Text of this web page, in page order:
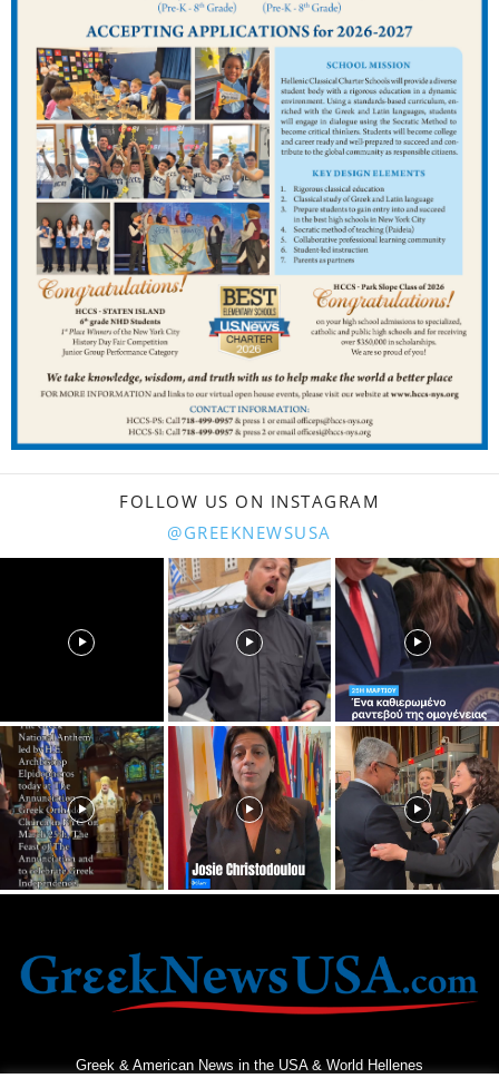
FOLLOW US ON INSTAGRAM
@GREEKNEWSUSA
Greek & American News in the USA & World Hellenes